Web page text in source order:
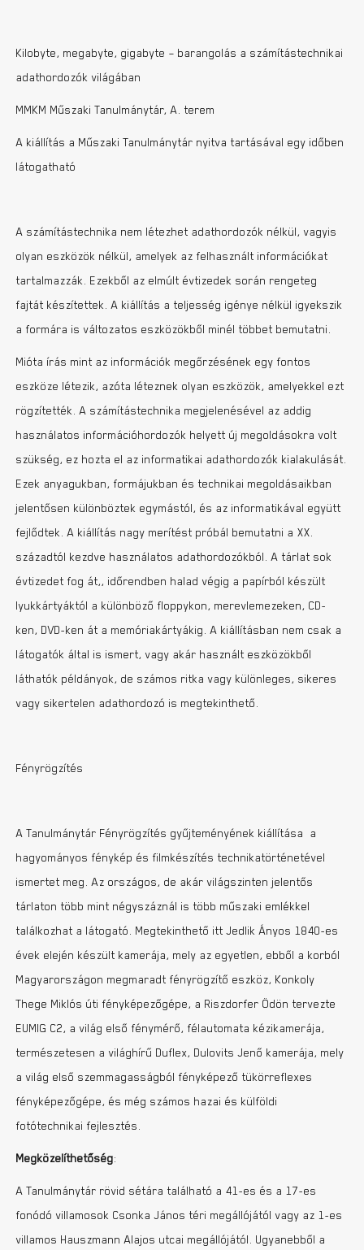
Kilobyte, megabyte, gigabyte – barangolás a számítástechnikai
adathordozók világában
MMKM Műszaki Tanulmánytár, A. terem
A kiállítás a Műszaki Tanulmánytár nyitva tartásával egy időben
látogatható
A számítástechnika nem létezhet adathordozók nélkül, vagyis
olyan eszközök nélkül, amelyek az felhasznált információkat
tartalmazzák. Ezekből az elmúlt évtizedek során rengeteg
fajtát készítettek. A kiállítás a teljesség igénye nélkül igyekszik
a formára is változatos eszközökből minél többet bemutatni.
Mióta írás mint az információk megőrzésének egy fontos
eszköze létezik, azóta léteznek olyan eszközök, amelyekkel ezt
rögzítették. A számítástechnika megjelenésével az addig
használatos információhordozók helyett új megoldásokra volt
szükség, ez hozta el az informatikai adathordozók kialakulását.
Ezek anyagukban, formájukban és technikai megoldásaikban
jelentősen különböztek egymástól, és az informatikával együtt
fejlődtek. A kiállítás nagy merítést próbál bemutatni a XX.
századtól kezdve használatos adathordozókból. A tárlat sok
évtizedet fog át,, időrendben halad végig a papírból készült
lyukkártyáktól a különböző floppykon, merevlemezeken, CD-
ken, DVD-ken át a memóriakártyákig. A kiállításban nem csak a
látogatók által is ismert, vagy akár használt eszközökből
láthatók példányok, de számos ritka vagy különleges, sikeres
vagy sikertelen adathordozó is megtekinthető.
Fényrögzítés
A Tanulmánytár Fényrögzítés gyűjteményének kiállítása a
hagyományos fénykép és filmkészítés technikatörténetével
ismertet meg. Az országos, de akár világszinten jelentős
tárlaton több mint négyszáznál is több műszaki emlékkel
találkozhat a látogató. Megtekinthető itt Jedlik Ányos 1840-es
évek elején készült kamerája, mely az egyetlen, ebből a korból
Magyarországon megmaradt fényrögzítő eszköz, Konkoly
Thege Miklós úti fényképezőgépe, a Riszdorfer Ödön tervezte
EUMIG C2, a világ első fénymérő, félautomata kézikamerája,
természetesen a világhírű Duflex, Dulovits Jenő kamerája, mely
a világ első szemmagasságból fényképező tükörreflexes
fényképezőgépe, és még számos hazai és külföldi
fotótechnikai fejlesztés.
Megközelíthetőség:
A Tanulmánytár rövid sétára található a 41-es és a 17-es
fonódó villamosok Csonka János téri megállójától vagy az 1-es
villamos Hauszmann Alajos utcai megállójától. Ugyanebből a